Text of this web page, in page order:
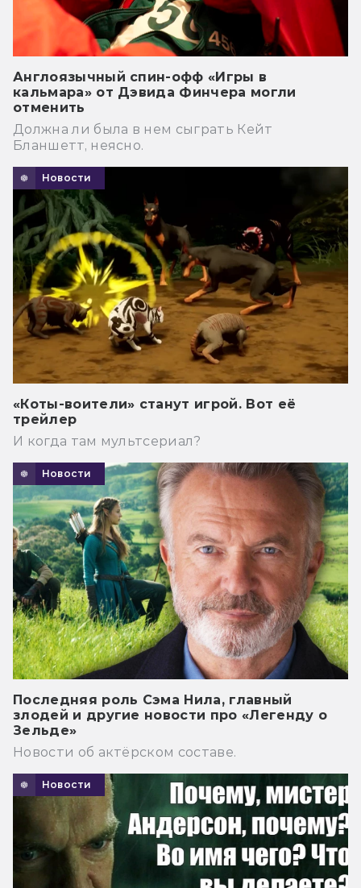
Англоязычный спин-офф «Игры в
кальмара» от Дэвида Финчера могли
отменить
Должна ли была в нем сыграть Кейт
Бланшетт, неясно.
Новости
«Коты-воители» станут игрой. Вот её
трейлер
И когда там мультсериал?
Новости
Последняя роль Сэма Нила, главный
злодей и другие новости про «Легенду о
Зельде»
Новости об актёрском составе.
Новости